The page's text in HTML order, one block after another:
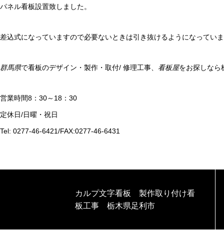
パネル看板設置致しました。
差込式になっていますので必要ないときは引き抜けるようになってい
群馬県で看板のデザイン・製作・取付/ 修理工事、 看板屋をお探しなら
営業時間8：30～18：30
定休日/日曜・祝日
Tel: 0277-46-6421/FAX:0277-46-6431
カルプ文字看板 製作取り付け看
板工事 栃木県足利市